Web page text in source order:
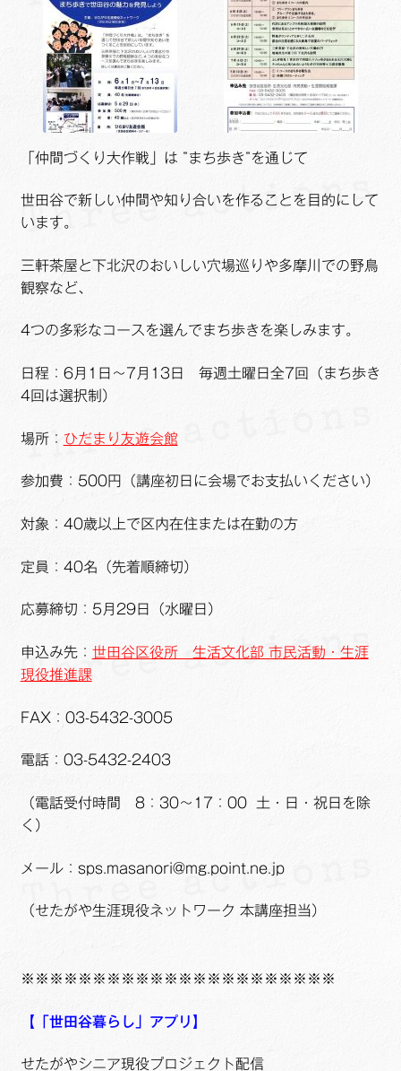
「仲間づくり大作戦」は ”まち歩き”を通じて
世田谷で新しい仲間や知り合いを作ることを目的にして
います。
三軒茶屋と下北沢のおいしい穴場巡りや多摩川での野鳥
観察など、
4つの多彩なコースを選んでまち歩きを楽しみます。
日程：6月1日～7月13日 毎週土曜日全7回（まち歩き
4回は選択制）
場所： ひだまり友遊会館
参加費：500円（講座初日に会場でお支払いください）
対象：40歳以上で区内在住または在勤の方
定員：40名（先着順締切）
応募締切：5月29日（水曜日）
申込み先： 世田谷区役所 生活文化部 市民活動・生涯
現役推進課
FAX：03-5432-3005
電話：03-5432-2403
（電話受付時間 8：30～17：00 土・日・祝日を除
く）
メール：sps.masanori@mg.point.ne.jp
（せたがや生涯現役ネットワーク 本講座担当）
※※※※※※※※※※※※※※※※※※※※※※
【「世田谷暮らし」アプリ】
せたがやシニア現役プロジェクト配信